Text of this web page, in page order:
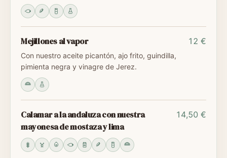
Mejillones al vapor 12 €
Con nuestro aceite picantón, ajo frito, guindilla,
pimienta negra y vinagre de Jerez.
Calamar a la andaluza con nuestra
mayonesa de mostaza y lima
14,50 €